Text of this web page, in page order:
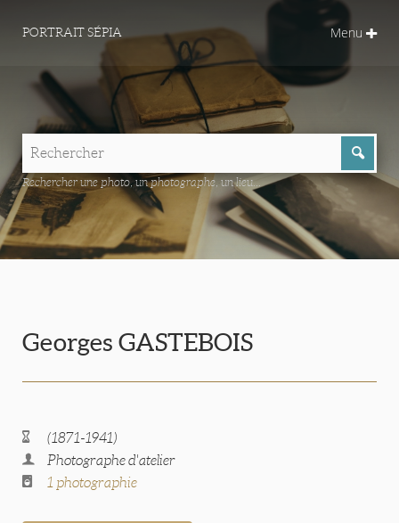
PORTRAIT SÉPIA Menu
Rechercher une photo, un photographe, un lieu...
Georges GASTEBOIS
(1871-1941)
Photographe d'atelier
1 photographie